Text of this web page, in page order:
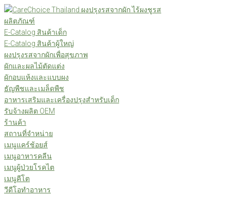
Skip
to
content
ผลิตภัณฑ์
E-Catalog สินค้าเด็ก
E-Catalog สินค้าผู้ใหญ่
ผงปรุงรสจากผักเพื่อสุขภาพ
ผักและผลไม้ตัดแต่ง
ผักอบแห้งและแบบผง
ธัญพืชและเมล็ดพืช
อาหารเสริมและเครื่องปรุงสำหรับเด็ก
รับจ้างผลิต OEM
ร้านค้า
สถานที่จำหน่าย
เมนูแคร์ช้อยส์
เมนูอาหารคลีน
เมนูผู้ป่วยโรคไต
เมนูคีโต
วีดีโอทำอาหาร